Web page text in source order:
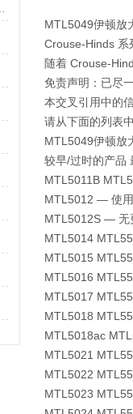
MTL5049伊顿放
Crouse-Hinds 系
随着 Crouse-
免责声明：已尽
本交叉引用中的
请从下面的列表
MTL5049伊顿放
较早/过时的产品
MTL5011B
MTL5012 — 使
MTL5012S —
MTL5014
MTL5015
MTL5016
MTL5017
MTL5018
MTL5018ac
MTL5021
MTL5022
MTL5023